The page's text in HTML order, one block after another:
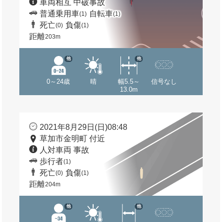
車両相互 中破事故
普通乗用車(1) 自転車(1)
死亡(0) 負傷(1)
距離203m
0～24歳
他
晴
幅5.5～
13.0m
他
信号なし
2021年8月29日(日)08:48
草加市金明町 付近
人対車両 事故
歩行者(1)
死亡(0) 負傷(1)
距離204m
他 他